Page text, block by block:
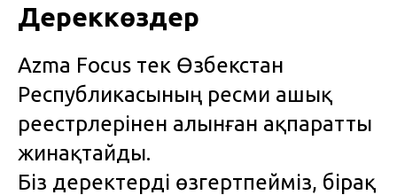
Дереккөздер
Azma Focus тек Өзбекстан
Республикасының ресми ашық
реестрлерінен алынған ақпаратты
жинақтайды.
Біз деректерді өзгертпейміз, бірақ